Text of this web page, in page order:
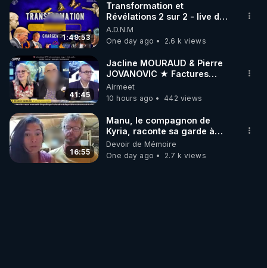
1:49:53
Transformation et
Révélations 2 sur 2 - live du
07/08/26
A.D.N.M
One day ago
2.6 k views
41:45
Jacline MOURAUD & Pierre
JOVANOVIC ★ Factures
Impayées : Où Est Passé Le
Pognon ?
Airmeet
10 hours ago
442 views
16:55
Manu, le compagnon de
Kyria, raconte sa garde à
vue musclée. PARTAGEZ!
Devoir de Mémoire
One day ago
2.7 k views